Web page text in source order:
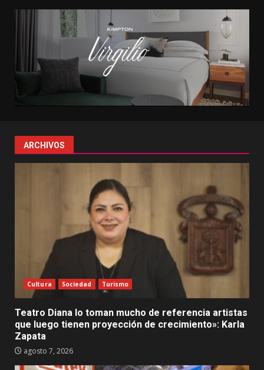
ARCHIVOS
Cultura Sociedad Turismo
Teatro Diana lo toman mucho de referencia artistas
que luego tienen proyección de crecimiento»: Karla
Zapata
agosto 7, 2026